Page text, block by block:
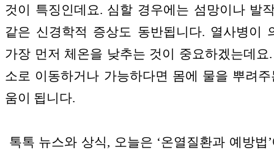
것이 특징인데요. 심할 경우에는 섬망이나 발
같은 신경학적 증상도 동반됩니다. 열사병이
가장 먼저 체온을 낮추는 것이 중요하겠는데요
소로 이동하거나 가능하다면 몸에 물을 뿌려
움이 됩니다.
톡톡 뉴스와 상식, 오늘은 ‘온열질환과 예방법